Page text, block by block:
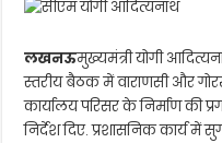
लखनऊमुख्यमंत्री योगी
स्तरीय बैठक में वाराणसी और
कार्यालय परिसर के निर्माण की
निर्देश दिए. प्रशासनिक कार्य